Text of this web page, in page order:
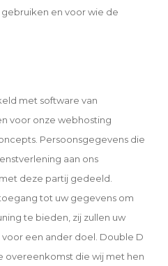
en voor wie de
met software van
voor onze webhosting
Persoonsgegevens die
aan ons
deze partij gedeeld.
tot uw gegevens om
te bieden, zij zullen uw
een ander doel. Double D
overeenkomst die wij met hen